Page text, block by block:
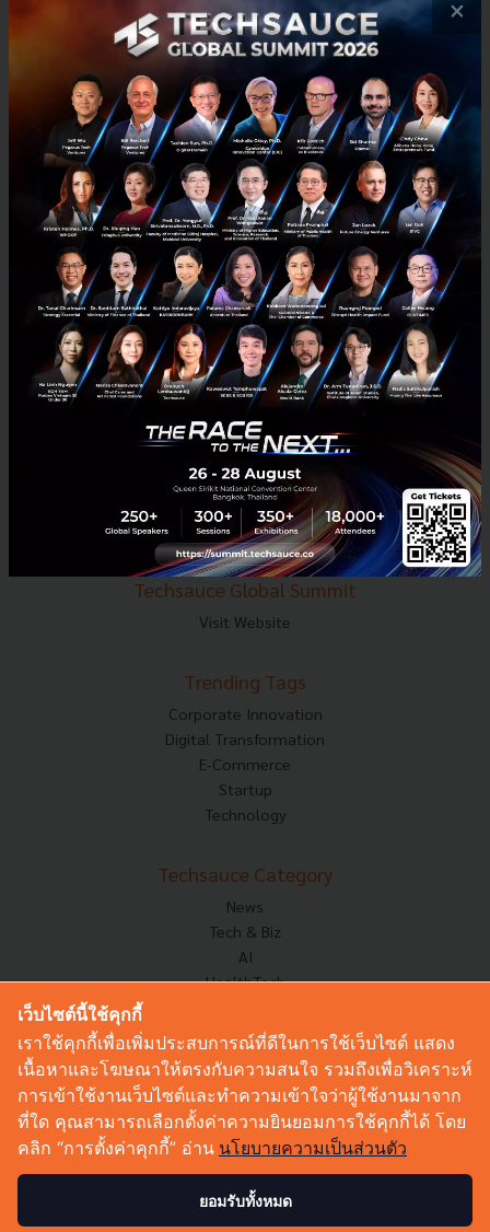
| ByTechsauce Team
Saucy Thoughts APAC Leslie Sarma
E-mail :contact@techsauce.co
Tel : 02-001-5375
Mobile : 06-4658-9500
Techsauce Media
About Techsauce
Techsauce Services
Privacy Policy
ส่งบทความ
Techsauce Global Summit
Visit Website
Trending Tags
Corporate Innovation
Digital Transformation
E-Commerce
Startup
Technology
Techsauce Category
News
Tech & Biz
AI
HealthTech
Corp Innov
Saucy Thoughts
Sustainable
Videos
Podcast
×
เว็บไซต์นี้ใช้คุกกี้
เราใช้คุกกี้เพื่อเพิ่มประสบการณ์ที่ดีในการใช้เว็บไซต์ แสดง
เนื้อหาและโฆษณาให้ตรงกับความสนใจ รวมถึงเพื่อวิเคราะห์
การเข้าใช้งานเว็บไซต์และทำความเข้าใจว่าผู้ใช้งานมาจาก
ที่ใด คุณสามารถเลือกตั้งค่าความยินยอมการใช้คุกกี้ได้ โดย
คลิก “การตั้งค่าคุกกี้” อ่าน นโยบายความเป็นส่วนตัว
ยอมรับทั้งหมด